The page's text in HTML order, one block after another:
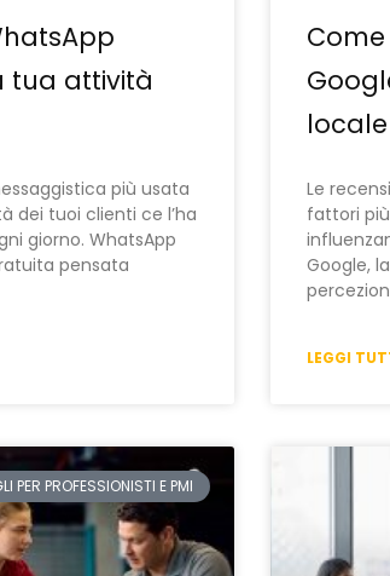
tua attività
più usata
dei tuoi clienti ce l’ha
giorno. WhatsApp
pensata
locale
Le
fattori
Google,
LEGGI
PER PROFESSIONISTI E PMI